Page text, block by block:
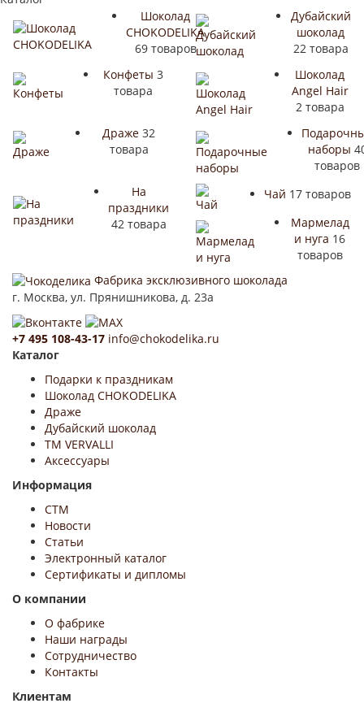
Шоколад
CHOKODELIKA
69 товаров
Дубайский
шоколад
22 товара
Конфеты 3
товара
Шоколад
Angel Hair
2 товара
Драже 32
товара
наборы
товаров
На
праздники
42 товара
Чай 17 товаров
Мармелад
и нуга 16
товаров
Фабрика эксклюзивного шоколада
г. Москва, ул. Прянишникова, д. 23а
+7 495 108-43-17 info@chokodelika.ru
Каталог
Подарки к праздникам
Шоколад CHOKODELIKA
Драже
Дубайский шоколад
ТМ VERVALLI
Аксессуары
Информация
СТМ
Новости
Статьи
Электронный каталог
Сертификаты и дипломы
О компании
О фабрике
Наши награды
Сотрудничество
Контакты
Клиентам